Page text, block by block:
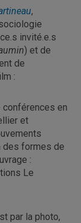
,
invité.e.s
) et de
de
:
en
et
des formes de
:
Le
par la photo,